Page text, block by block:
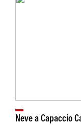
Neve a Capaccio